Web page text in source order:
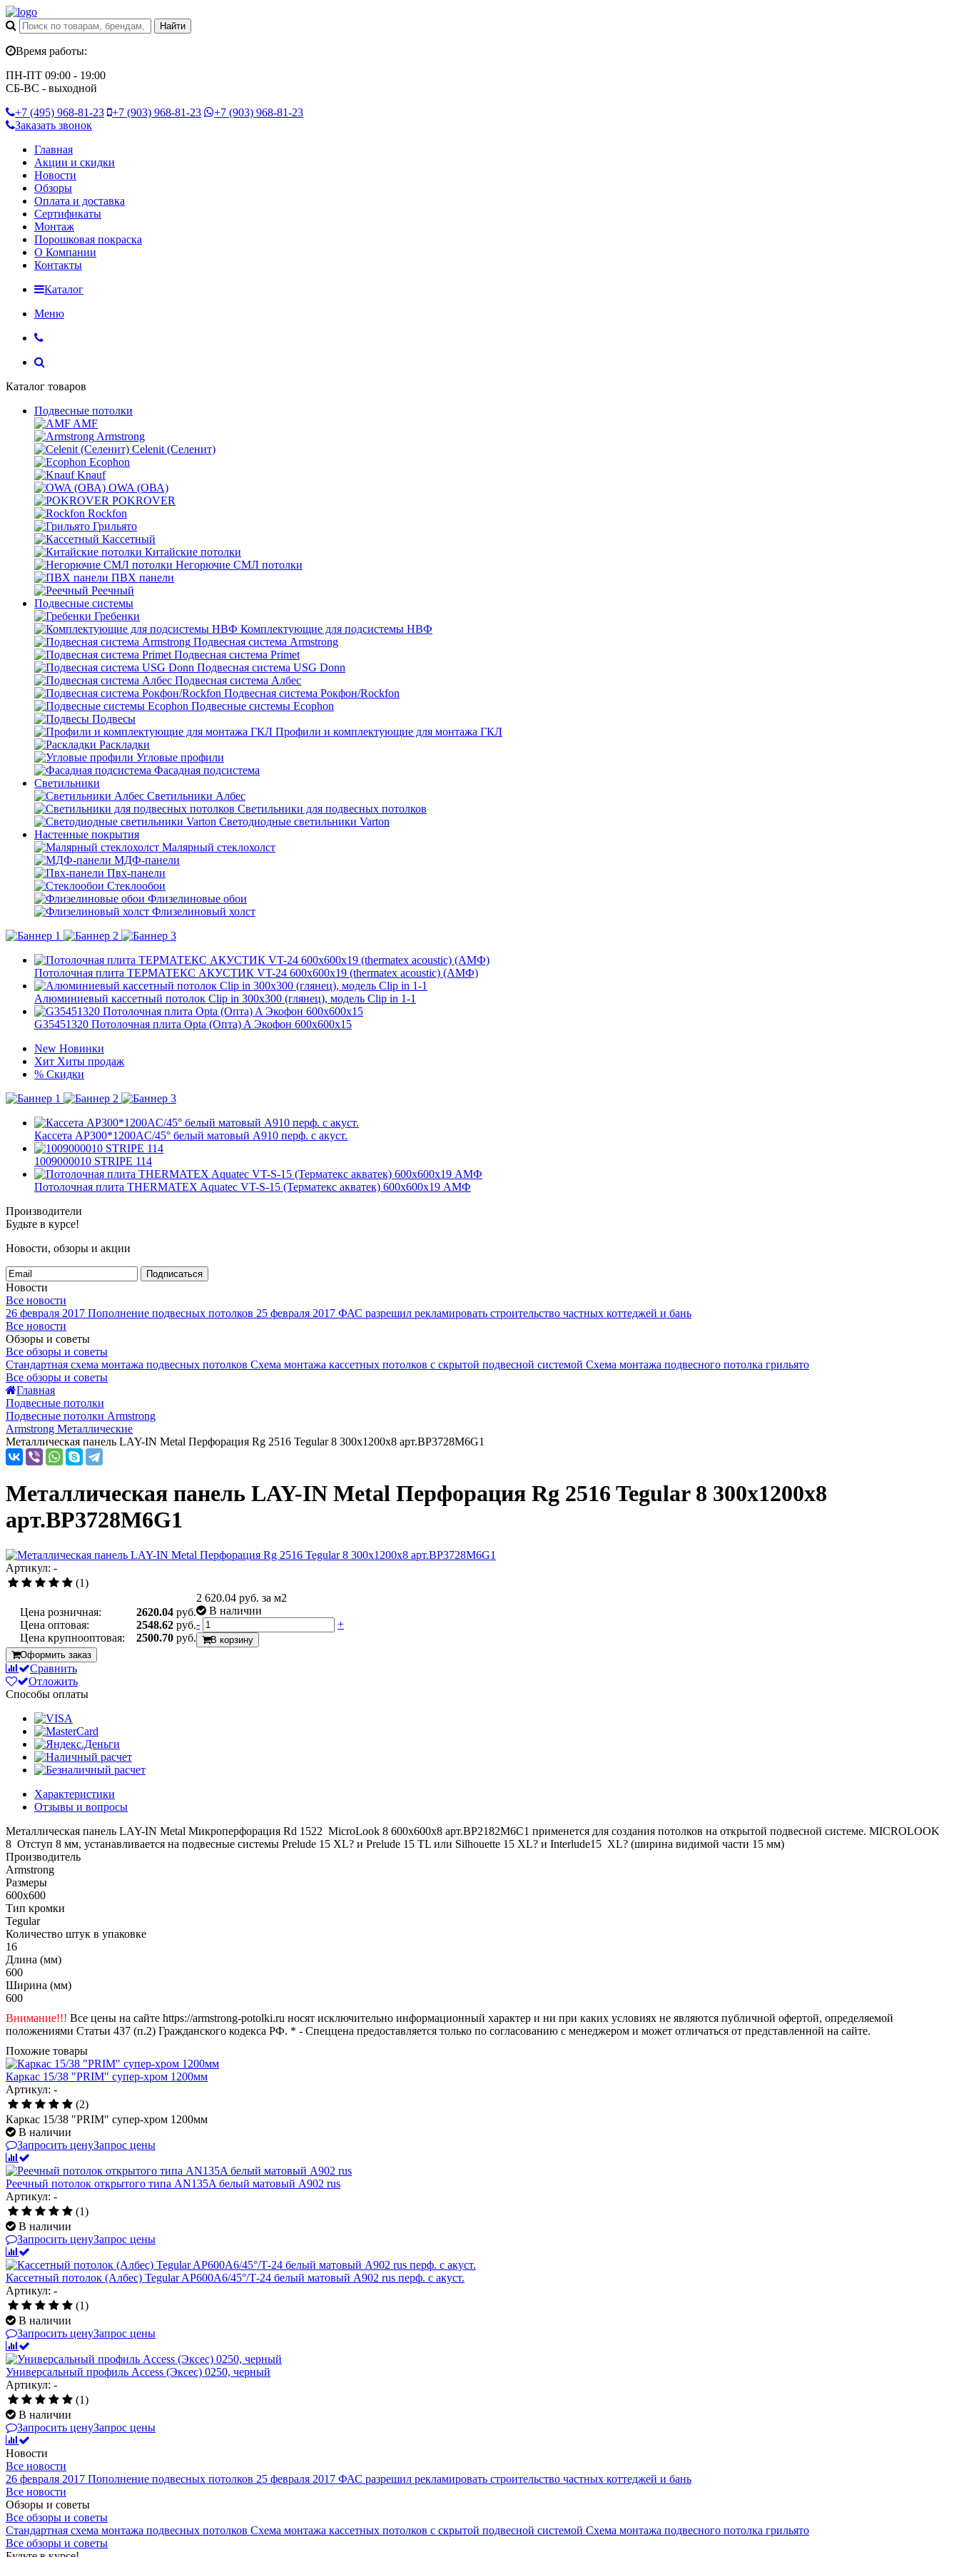
Время работы:
ПН-ПТ 09:00 - 19:00
СБ-ВС - выходной
+7 (495) 968-81-23 +7 (903) 968-81-23 +7 (903) 968-81-23
Заказать звонок
Главная
Акции и скидки
Новости
Обзоры
Оплата и доставка
Сертификаты
Монтаж
Порошковая покраска
О Компании
Контакты
Каталог
Меню
Каталог товаров
Подвесные потолки
AMF
Armstrong
Celenit (Селенит)
Ecophon
Knauf
OWA (ОВА)
POKROVER
Rockfon
Грильято
Кассетный
Китайские потолки
Негорючие СМЛ потолки
ПВХ панели
Реечный
Подвесные системы
Гребенки
Комплектующие для подсистемы НВФ
Подвесная система Armstrong
Подвесная система Primet
Подвесная система USG Donn
Подвесная система Албес
Подвесная система Рокфон/Rockfon
Подвесные системы Ecophon
Подвесы
Профили и комплектующие для монтажа ГКЛ
Раскладки
Угловые профили
Фасадная подсистема
Светильники
Светильники Албес
Светильники для подвесных потолков
Светодиодные светильники Varton
Настенные покрытия
Малярный стеклохолст
МДФ-панели
Пвх-панели
Стеклообои
Флизелиновые обои
Флизелиновый холст
Потолочная плита ТЕРМАТЕКС АКУСТИК VT-24 600х600х19 (thermatex acoustic) (АМФ)
Алюминиевый кассетный потолок Clip in 300х300 (глянец), модель Clip in 1-1
G35451320 Потолочная плита Opta (Опта) A Экофон 600x600x15
New Новинки
Хит Хиты продаж
% Скидки
Кассета AP300*1200AC/45° белый матовый А910 перф. с акуст.
1009000010 STRIPE 114
Потолочная плита THERMATEX Aquatec VT-S-15 (Терматекс акватек) 600x600x19 АМФ
Производители
Будьте в курсе!
Новости, обзоры и акции
Подписаться
Новости
Все новости
26 февраля 2017 Пополнение подвесных потолков 25 февраля 2017 ФАС разрешил рекламировать строительство частных коттеджей и бань
Все новости
Обзоры и советы
Все обзоры и советы
Стандартная схема монтажа подвесных потолков Схема монтажа кассетных потолков с скрытой подвесной системой Схема монтажа подвесного потолка грильято
Все обзоры и советы
Главная
Подвесные потолки
Подвесные потолки Armstrong
Armstrong Металлические
Металлическая панель LAY-IN Metal Перфорация Rg 2516 Tegular 8 300x1200x8 арт.BP3728M6G1
Металлическая панель LAY-IN Metal Перфорация Rg 2516 Tegular 8 300x1200x8
арт.BP3728M6G1
Артикул: -
(1)
Цена розничная: 2620.04 руб.
Цена оптовая:
2548.62 руб.
Цена крупнооптовая:
2500.70 руб.
2 620.04 руб. за м2
В наличии
-
+
В корзину
Оформить заказ
Сравнить
Отложить
Способы оплаты
Характеристики
Отзывы и вопросы
Металлическая панель LAY-IN Metal Микроперфорация Rd 1522 MicroLook 8 600x600x8 арт.BP2182M6C1 применется для создания потолков на открытой подвесной системе. MICROLOOK
8 Отступ 8 мм, устанавливается на подвесные системы Prelude 15 XL? и Prelude 15 TL или Silhouette 15 XL? и Interlude15 XL? (ширина видимой части 15 мм)
Производитель
Armstrong
Размеры
600x600
Тип кромки
Tegular
Количество штук в упаковке
16
Длина (мм)
600
Ширина (мм)
600
Внимание!!! Все цены на сайте https://armstrong-potolki.ru носят исключительно информационный характер и ни при каких условиях не являются публичной офертой, определяемой
положениями Статьи 437 (п.2) Гражданского кодекса РФ. * - Спеццена предоставляется только по согласованию с менеджером и может отличаться от представленной на сайте.
Похожие товары
Каркас 15/38 "PRIM" супер-хром 1200мм
Артикул: -
(2)
Каркас 15/38 "PRIM" супер-хром 1200мм
В наличии
Запросить ценуЗапрос цены
Реечный потолок открытого типа AN135A белый матовый А902 rus
Артикул: -
(1)
В наличии
Запросить ценуЗапрос цены
Кассетный потолок (Албес) Tegular AP600A6/45°/Т-24 белый матовый А902 rus перф. с акуст.
Артикул: -
(1)
В наличии
Запросить ценуЗапрос цены
Универсальный профиль Access (Эксес) 0250, черный
Артикул: -
(1)
В наличии
Запросить ценуЗапрос цены
Новости
Все новости
26 февраля 2017 Пополнение подвесных потолков 25 февраля 2017 ФАС разрешил рекламировать строительство частных коттеджей и бань
Все новости
Обзоры и советы
Все обзоры и советы
Стандартная схема монтажа подвесных потолков Схема монтажа кассетных потолков с скрытой подвесной системой Схема монтажа подвесного потолка грильято
Все обзоры и советы